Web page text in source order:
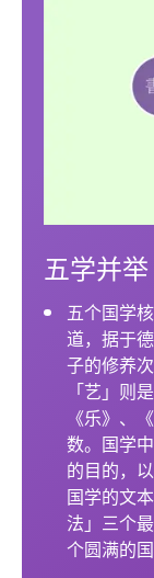
五学并举
五个国学
道，据于
子的修养
「艺」则
《乐》、
数。国学
的目的，
国学的文
法」三个
个圆满的